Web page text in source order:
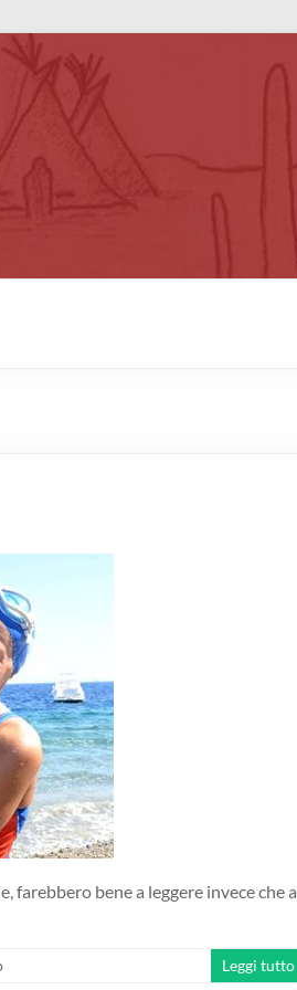
farebbero bene a leggere invece che a
Leggi tutto